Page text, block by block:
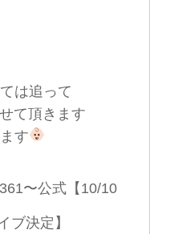
は追って
て頂きます
す
〜公式【10/10
ブ決定】